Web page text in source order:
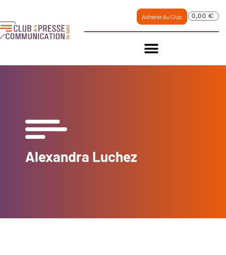
Adhérer Au Club 0,00 €
Alexandra Luchez